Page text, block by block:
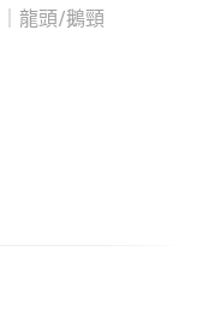
｜龍頭/鵝頸